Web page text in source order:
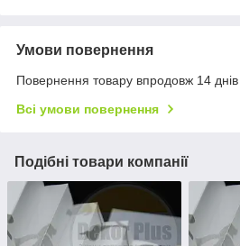
Умови повернення
Повернення товару впродовж 14
Всі умови повернення
Подібні товари компанії